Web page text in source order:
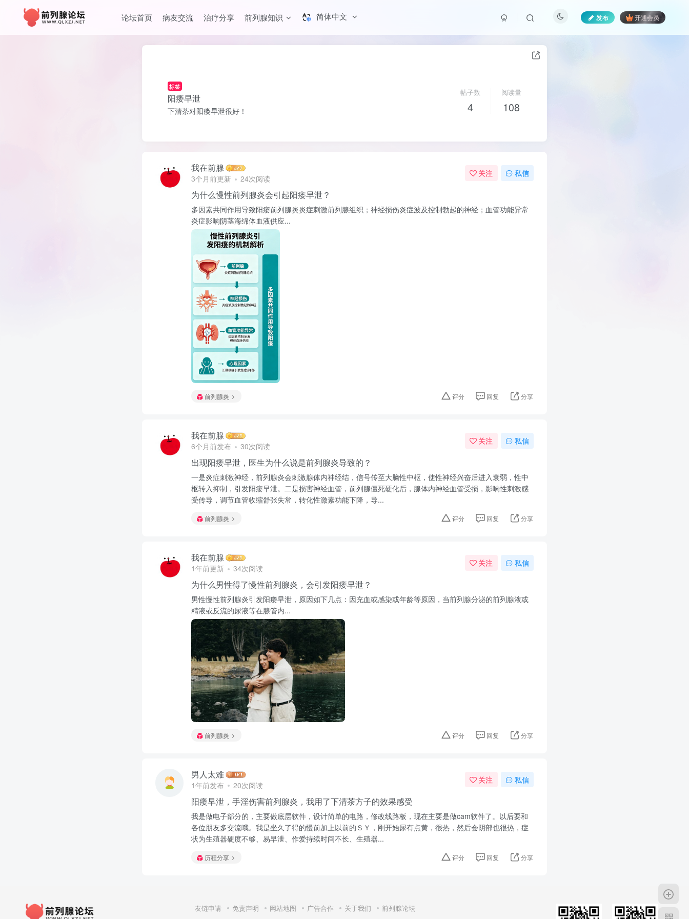
论坛首页 病友交流 治疗分享 前列腺知识 简体中文 发布 开通会员
标签
阳痿早泄
下清茶对阳痿早泄很好！
帖子数
4
阅读量
108
我在前腺
3个月前更新 24次阅读
关注 私信
为什么慢性前列腺炎会引起阳痿早泄？
多因素共同作用导致阳痿前列腺炎炎症刺激前列腺组织；神经损伤炎症波及控制勃起的神经；血管功能异常
炎症影响阴茎海绵体血液供应...
前列腺炎 评分 回复 分享
我在前腺
6个月前发布 30次阅读
关注 私信
出现阳痿早泄，医生为什么说是前列腺炎导致的？
一是炎症刺激神经，前列腺炎会刺激腺体内神经结，信号传至大脑性中枢，使性神经兴奋后进入衰弱，性中
枢转入抑制，引发阳痿早泄。二是损害神经血管，前列腺僵死硬化后，腺体内神经血管受损，影响性刺激感
受传导，调节血管收缩舒张失常，转化性激素功能下降，导...
前列腺炎 评分 回复 分享
我在前腺
1年前更新 34次阅读
关注 私信
为什么男性得了慢性前列腺炎，会引发阳痿早泄？
男性慢性前列腺炎引发阳痿早泄，原因如下几点：因充血或感染或年龄等原因，当前列腺分泌的前列腺液或
精液或反流的尿液等在腺管内...
前列腺炎 评分 回复 分享
男人太难
1年前发布 20次阅读
关注 私信
阳痿早泄，手淫伤害前列腺炎，我用了下清茶方子的效果感受
我是做电子部分的，主要做底层软件，设计简单的电路，修改线路板，现在主要是做cam软件了。以后要和
各位朋友多交流哦。我是坐久了得的慢前加上以前的ＳＹ，刚开始尿有点黄，很热，然后会阴部也很热，症
状为生殖器硬度不够、易早泄、作爱持续时间不长、生殖器...
历程分享 评分 回复 分享
友链申请 免责声明 网站地图 广告合作 关于我们 前列腺论坛